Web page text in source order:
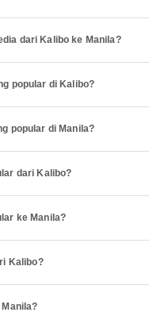
dari Kalibo ke Manila?
popular di Kalibo?
popular di Manila?
dari Kalibo?
ke Manila?
Kalibo?